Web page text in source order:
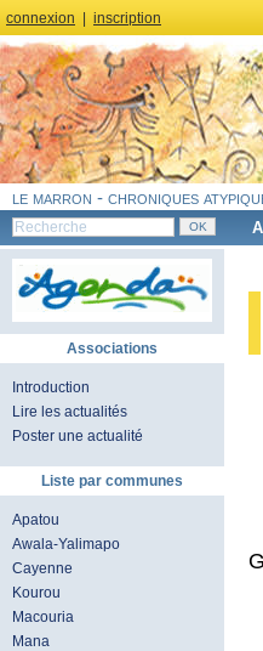
connexion inscription
le marron - chroniques
Associations
Introduction
Lire les actualités
Poster une actualité
Liste par communes
Apatou
Awala-Yalimapo
Cayenne
Kourou
Macouria
Mana